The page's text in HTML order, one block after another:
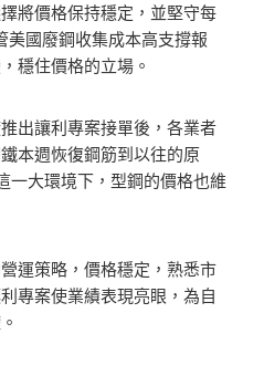
將價格保持穩定，並堅守每
美國廢鋼收集成本高支撐報
穩住價格的立場。
出讓利專案接單後，各業者
本週恢復鋼筋到以往的原
一大環境下，型鋼的價格也維
運策略，價格穩定，熟悉市
專案使業績表現亮眼，為自